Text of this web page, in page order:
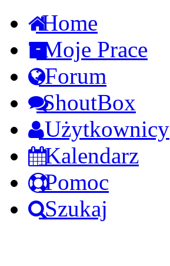
Home
Moje Prace
Forum
ShoutBox
Użytkownicy
Kalendarz
Pomoc
Szukaj